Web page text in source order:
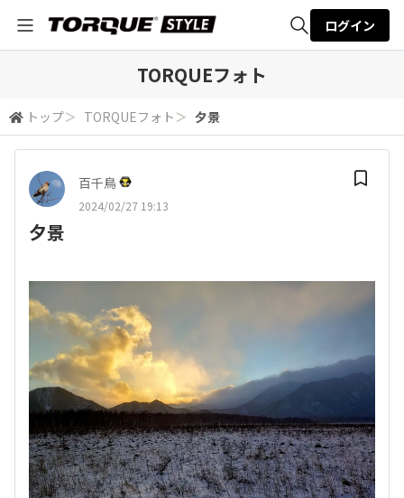
検索
ログイン
TORQUEフォト
トップ＞ TORQUEフォト ＞ 夕景
百千鳥
2024/02/27 19:13
夕景